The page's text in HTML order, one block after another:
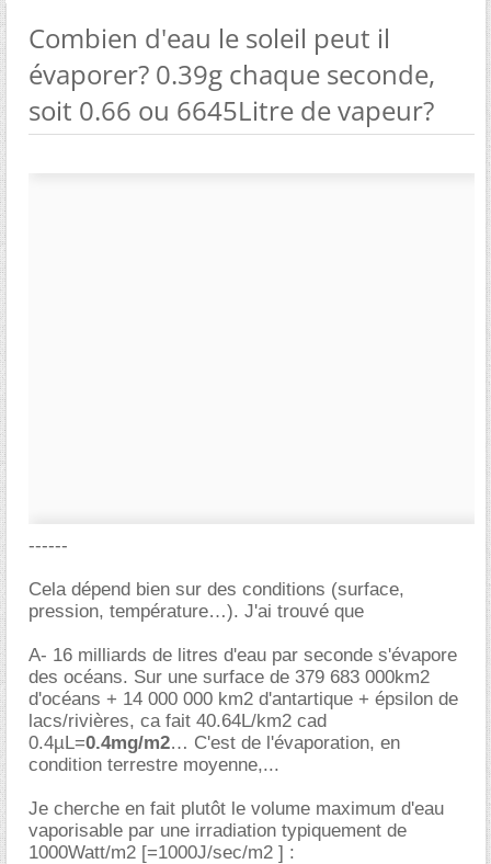
Combien d'eau le soleil peut il
évaporer? 0.39g chaque seconde,
soit 0.66 ou 6645Litre de vapeur?
------
Cela dépend bien sur des conditions (surface,
pression, température…). J'ai trouvé que
A- 16 milliards de litres d'eau par seconde s'évapore
des océans. Sur une surface de 379 683 000km2
d'océans + 14 000 000 km2 d'antartique + épsilon de
lacs/rivières, ca fait 40.64L/km2 cad
0.4µL=0.4mg/m2C'est de l'évaporation, en
condition terrestre moyenne,...
Je cherche en fait plutôt le volume maximum d'eau
vaporisable par une irradiation typiquement de
1000Watt/m2 [=1000J/sec/m2 ] :